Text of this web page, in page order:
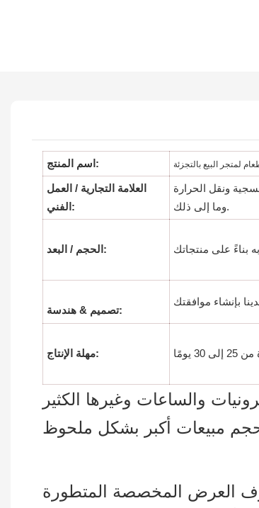
اسم المنتج:
العلامة التجارية / العمل
الفني:
ونقل الحرارة
وما إلى ذلك.
الحجم / البعد:
تصميم & هندسة:
مهلة الإنتاج:
والساعات وغيرها الكثير
العرض المخصصة المتطورة